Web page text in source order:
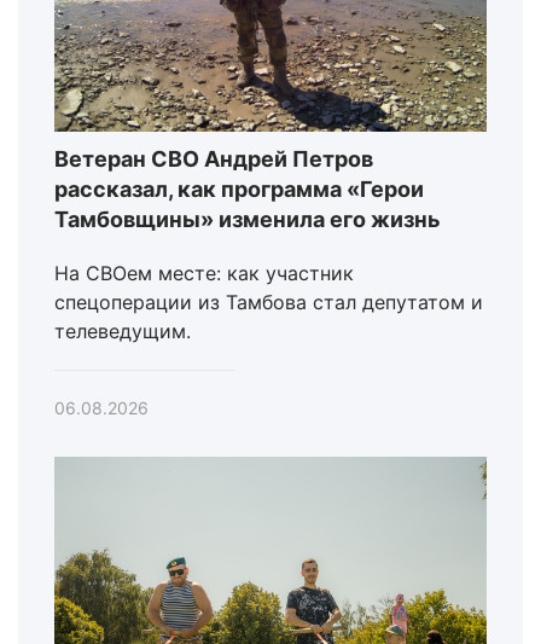
Ветеран СВО Андрей Петров
рассказал, как программа «Герои
Тамбовщины» изменила его жизнь
На СВОем месте: как участник
спецоперации из Тамбова стал депутатом и
телеведущим.
06.08.2026